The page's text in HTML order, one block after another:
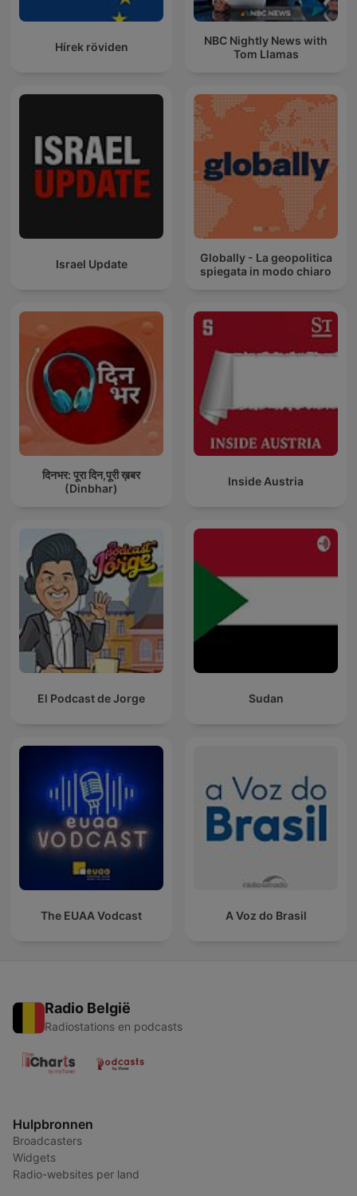
Hírek röviden
NBC Nightly News with
Tom Llamas
Israel Update
Globally - La geopolitica
spiegata in modo chiaro
दिनभर: पूरा दिन,पूरी ख़बर
(Dinbhar)
Inside Austria
El Podcast de Jorge Sudan
The EUAA Vodcast A Voz do Brasil
Radio België
Radiostations en podcasts
Hulpbronnen
Broadcasters
Widgets
Radio-websites per land